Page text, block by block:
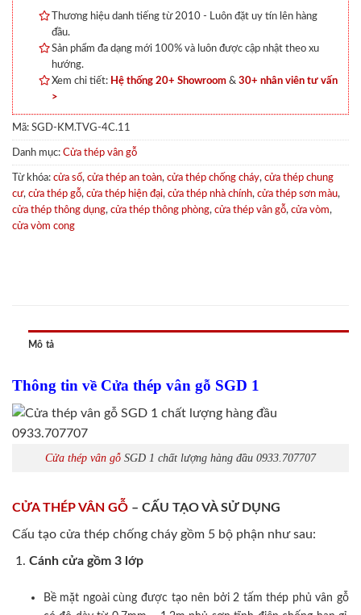
Thương hiệu danh tiếng từ 2010 - Luôn đặt uy tín lên hàng
đầu.
Sản phẩm đa dạng mới 100% và luôn được cập nhật theo xu
hướng.
Xem chi tiết: Hệ thống 20+ Showroom & 30+ nhân viên tư vấn
>
Mã: SGD-KM.TVG-4C.11
Danh mục: Cửa thép vân gỗ
Từ khóa: cửa sổ, cửa thép an toàn, cửa thép chống cháy, cửa thép chung
cư, cửa thép gỗ, cửa thép hiện đại, cửa thép nhà chính, cửa thép sơn màu,
cửa thép thông dụng, cửa thép thông phòng, cửa thép vân gỗ, cửa vòm,
cửa vòm cong
Mô tả
Thông tin về Cửa thép vân gỗ SGD 1
Cửa thép vân gỗ SGD 1 chất lượng hàng đầu 0933.707707
CỬA THÉP VÂN GỖ – CẤU TẠO VÀ SỬ DỤNG
Cấu tạo cửa thép chống cháy gồm 5 bộ phận như sau:
Cánh cửa gồm 3 lớp
Bề mặt ngoài cùng được tạo nên bởi 2 tấm thép phủ vân gỗ